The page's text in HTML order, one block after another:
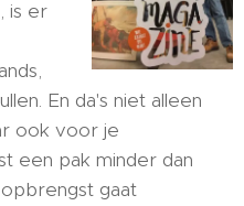
is er
En da's niet alleen
ook voor je
een pak minder dan
opbrengst gaat